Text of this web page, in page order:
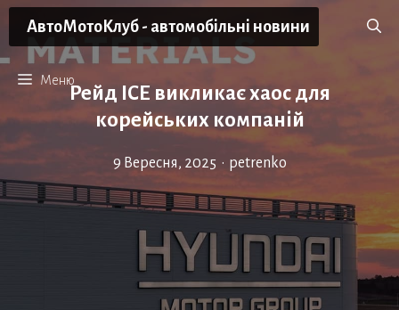
Перейти
вмісту
АвтоМотоКлуб - автомобільні новини
Меню
Рейд ICE викликає хаос для
корейських компаній
9 Вересня, 2025 • petrenko